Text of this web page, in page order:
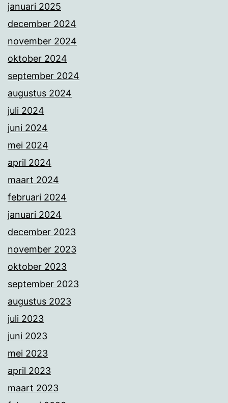
januari 2025
december 2024
november 2024
oktober 2024
september 2024
augustus 2024
juli 2024
juni 2024
mei 2024
april 2024
maart 2024
februari 2024
januari 2024
december 2023
november 2023
oktober 2023
september 2023
augustus 2023
juli 2023
juni 2023
mei 2023
april 2023
maart 2023